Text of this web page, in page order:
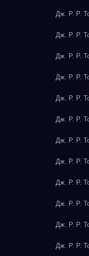
Дж. Р. Р.
Дж. Р. Р.
Дж. Р. Р.
Дж. Р. Р.
Дж. Р. Р.
Дж. Р. Р.
Дж. Р. Р.
Дж. Р. Р.
Дж. Р. Р.
Дж. Р. Р.
Дж. Р. Р.
Дж. Р. Р.